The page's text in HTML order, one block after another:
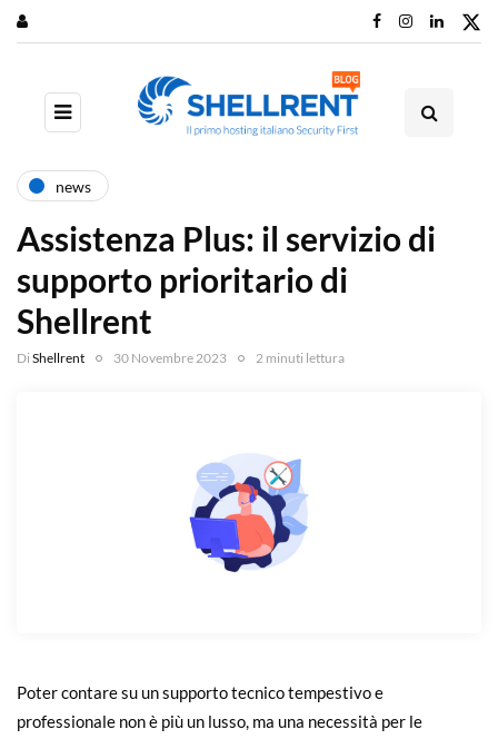
news
Assistenza Plus: il servizio di
supporto prioritario di
Shellrent
Di Shellrent 30 Novembre 2023 2 minuti lettura
Poter contare su un supporto tecnico tempestivo e
professionale non è più un lusso, ma una necessità per le